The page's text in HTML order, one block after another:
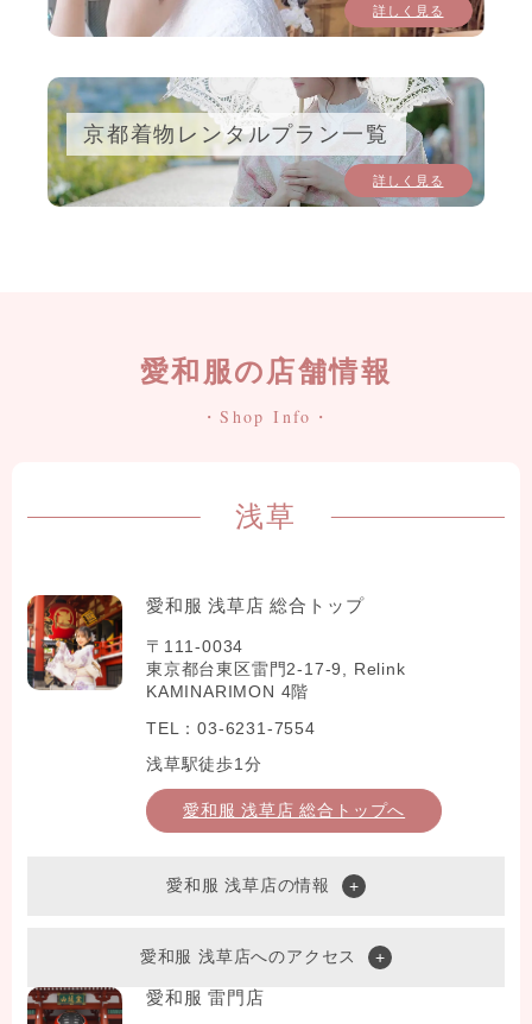
詳しく見る
京都着物レンタルプラン一覧
詳しく見る
愛和服の店舗情報
・Shop Info・
浅草
愛和服 浅草店 総合トップ
〒111-0034
東京都台東区雷門2-17-9, Relink
KAMINARIMON 4階
TEL：03-6231-7554
浅草駅徒歩1分
愛和服 浅草店 総合トップへ
愛和服 浅草店の情報
愛和服 浅草店へのアクセス
愛和服 雷門店